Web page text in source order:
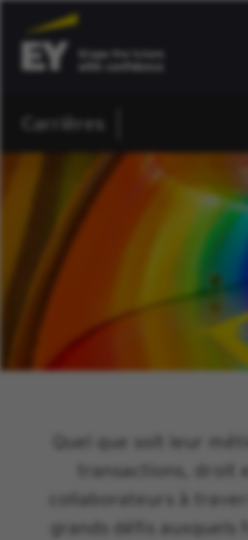
Carrières
Quel que soit leur
transactions, droit
collaborateurs à
grands défis auxquels